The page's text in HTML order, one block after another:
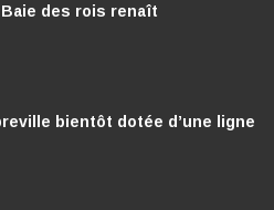
Baie des rois renaît
bientôt dotée d’une ligne